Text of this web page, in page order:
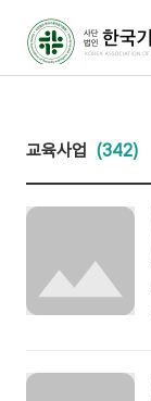
교육사업 (342)